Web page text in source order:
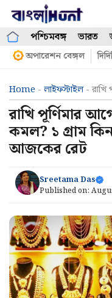
Skip
contentপশ্চিমবঙ্গ ভারত
অপারেশন বেঙ্গল
Home - লাইফস্টাইল-
রাখি পূর্ণিমার
কমল? ১ গ্ৰাম
আজকের রেট
Sreetama Das
Published on: